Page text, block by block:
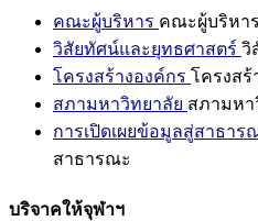
คณะผู้บริหาร คณะผู้บริหาร
วิสัยทัศน์และยุทธศาสตร์ วิ
โครงสร้างองค์กร โครงสร้
สภามหาวิทยาลัย สภามหา
การเปิดเผยข้อมูลสู่สาธาร
สาธารณะ
บริจาคให้จุฬาฯ